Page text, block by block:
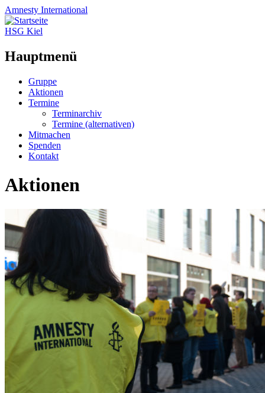
Amnesty International
HSG Kiel
Hauptmenü
Zum
Inhalt
springen
Gruppe
Aktionen
Termine
Terminarchiv
Termine (alternativen)
Mitmachen
Spenden
Kontakt
Aktionen